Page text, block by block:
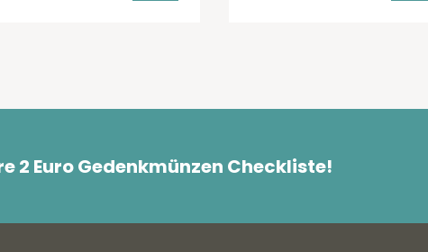
2 Euro Gedenkmünzen Checkliste!